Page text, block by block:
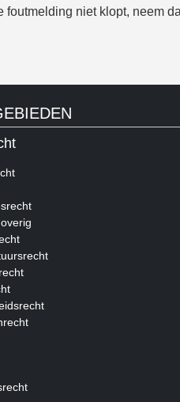
foutmelding niet klopt, neem